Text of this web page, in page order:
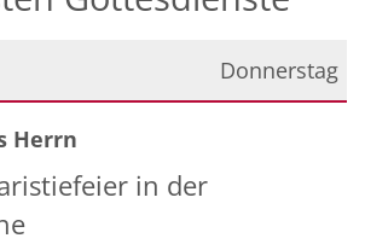
Donnerstag
2026
Herrn
in der